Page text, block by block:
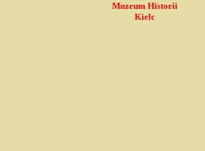
Muzeum Historii
Kielc